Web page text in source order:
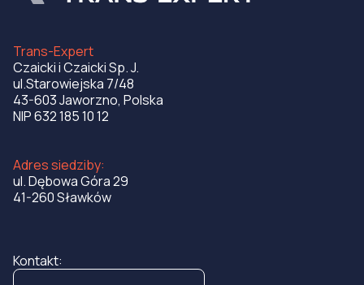
Trans-Expert
Czaicki i Czaicki Sp. J.
ul.Starowiejska 7/48
43-603 Jaworzno, Polska
NIP 632 185 10 12
Adres siedziby:
ul. Dębowa Góra 29
41-260 Sławków
Kontakt: